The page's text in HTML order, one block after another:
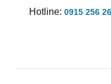
Hotline: 0915 256